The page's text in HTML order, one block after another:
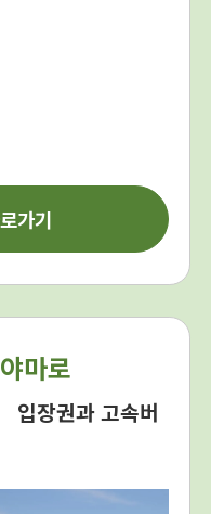
가기
마로
입장권과 고속버